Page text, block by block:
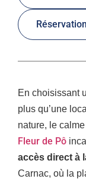
En choisissant
plus qu’une
nature, le
Fleur de Pô
accès direct à
Carnac, où la